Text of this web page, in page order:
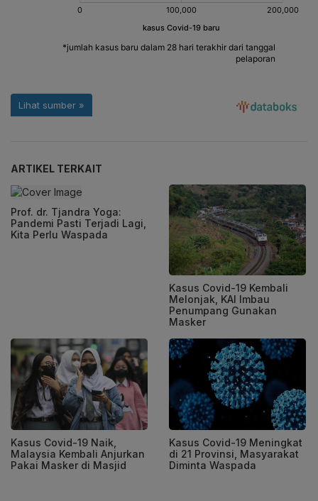
ARTIKEL TERKAIT
Prof. dr. Tjandra Yoga:
Pandemi Pasti Terjadi Lagi,
Kita Perlu Waspada
Kasus Covid-19 Kembali
Melonjak, KAI Imbau
Penumpang Gunakan
Masker
Kasus Covid-19 Naik,
Malaysia Kembali Anjurkan
Pakai Masker di Masjid
Kasus Covid-19 Meningkat
di 21 Provinsi, Masyarakat
Diminta Waspada